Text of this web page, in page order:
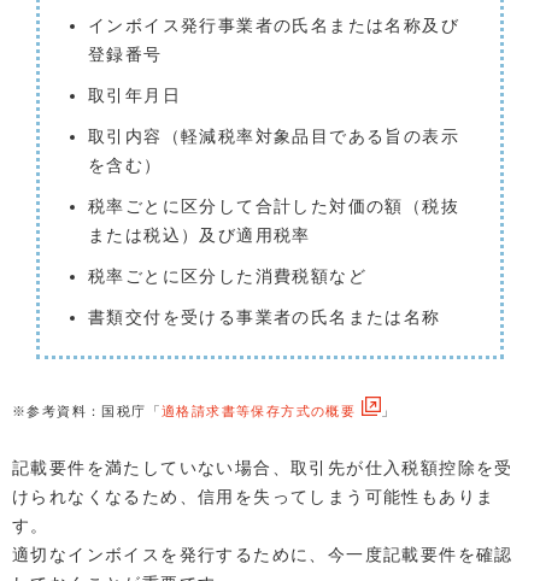
インボイス発行事業者の氏名または名称及び
登録番号
取引年月日
取引内容（軽減税率対象品目である旨の表示
を含む）
税率ごとに区分して合計した対価の額（税抜
または税込）及び適用税率
税率ごとに区分した消費税額など
書類交付を受ける事業者の氏名または名称
※参考資料：国税庁「適格請求書等保存方式の概要 」
記載要件を満たしていない場合、取引先が仕入税額控除を受
けられなくなるため、信用を失ってしまう可能性もありま
す。
適切なインボイスを発行するために、今一度記載要件を確認